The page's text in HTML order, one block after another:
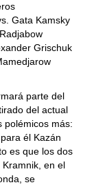
Gata Kamsky
Grischuk
parte del
del actual
polémicos más:
él Kazán
es que los dos
en el
se